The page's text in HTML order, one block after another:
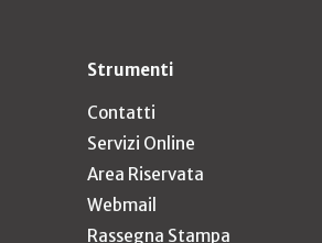
Strumenti
Contatti
Servizi Online
Area Riservata
Webmail
Rassegna Stampa